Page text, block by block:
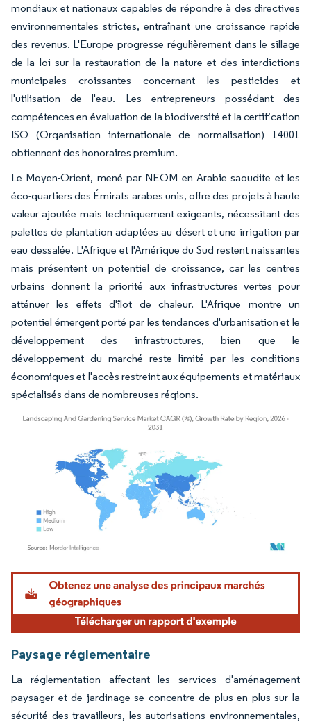
mondiaux et nationaux capables de répondre à des directives
environnementales strictes, entraînant une croissance rapide
des revenus. L'Europe progresse régulièrement dans le sillage
de la loi sur la restauration de la nature et des interdictions
municipales croissantes concernant les pesticides et
l'utilisation de l'eau. Les entrepreneurs possédant des
compétences en évaluation de la biodiversité et la certification
ISO (Organisation internationale de normalisation) 14001
obtiennent des honoraires premium.
Le Moyen-Orient, mené par NEOM en Arabie saoudite et les
éco-quartiers des Émirats arabes unis, offre des projets à haute
valeur ajoutée mais techniquement exigeants, nécessitant des
palettes de plantation adaptées au désert et une irrigation par
eau dessalée. L'Afrique et l'Amérique du Sud restent naissantes
mais présentent un potentiel de croissance, car les centres
urbains donnent la priorité aux infrastructures vertes pour
atténuer les effets d'îlot de chaleur. L'Afrique montre un
potentiel émergent porté par les tendances d'urbanisation et le
développement des infrastructures, bien que le
développement du marché reste limité par les conditions
économiques et l'accès restreint aux équipements et matériaux
spécialisés dans de nombreuses régions.
Image © Mordor Intelligence. La réutilisation nécessite une attribution sous CC BY
Paysage réglementaire
La réglementation affectant les services d'aménagement
paysager et de jardinage se concentre de plus en plus sur la
sécurité des travailleurs, les autorisations environnementales,